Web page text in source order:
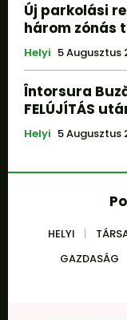
Új parkolási
három zónás
Helyi 5 Augusztus
Întorsura
FELÚJÍTÁS
Helyi 5 Augusztus
HELYI
GAZDASÁG